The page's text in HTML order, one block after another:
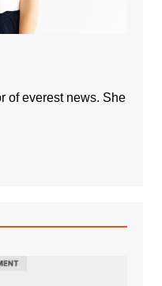
of everest news. She